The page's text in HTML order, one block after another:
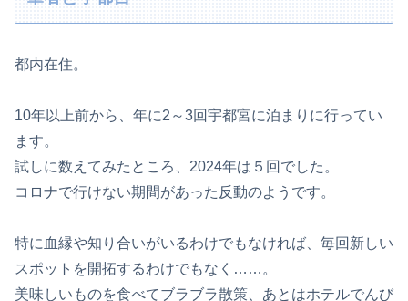
都内在住。
10年以上前から、年に2～3回宇都宮に泊まりに行ってい
ます。
試しに数えてみたところ、2024年は５回でした。
コロナで行けない期間があった反動のようです。
特に血縁や知り合いがいるわけでもなければ、毎回新しい
スポットを開拓するわけでもなく……。
美味しいものを食べてブラブラ散策、あとはホテルでんび